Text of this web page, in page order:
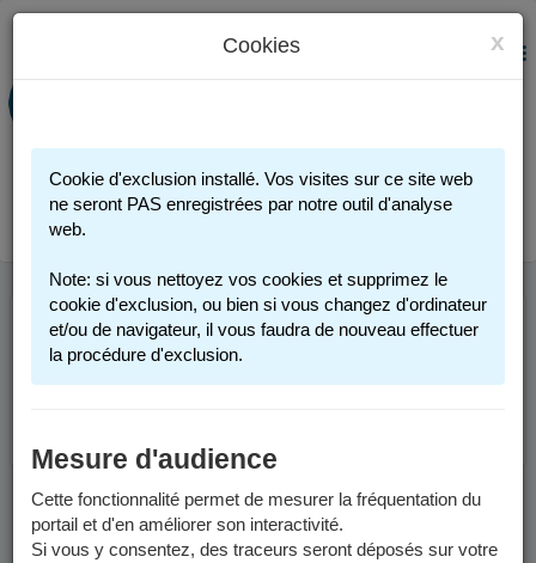
PORTAIL FAMILLE
Connexion
MENU
Cette page n'est plus accessible. Merci de votre
compréhension.
x
Cookies
Cookie d'exclusion installé. Vos visites sur ce site web
ne seront PAS enregistrées par notre outil d'analyse
web.
Note: si vous nettoyez vos cookies et supprimez le
cookie d'exclusion, ou bien si vous changez d'ordinateur
et/ou de navigateur, il vous faudra de nouveau effectuer
la procédure d'exclusion.
Mesure d'audience
Cette fonctionnalité permet de mesurer la fréquentation du
portail et d'en améliorer son interactivité.
Si vous y consentez, des traceurs seront déposés sur votre